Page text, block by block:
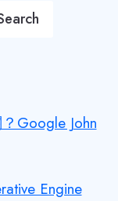
Google John
Engine